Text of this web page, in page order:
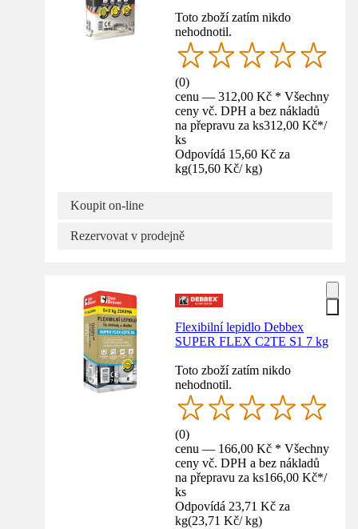
Toto zboží zatím nikdo
nehodnotil.
(0)
cenu — 312,00 Kč * Všechny
ceny vč. DPH a bez nákladů
na přepravu za ks312,00 Kč*/
ks
Odpovídá 15,60 Kč za
kg(15,60 Kč/ kg)
Koupit on-line
Rezervovat v prodejně
Flexibilní lepidlo Debbex
SUPER FLEX C2TE S1 7 kg
Toto zboží zatím nikdo
nehodnotil.
(0)
cenu — 166,00 Kč * Všechny
ceny vč. DPH a bez nákladů
na přepravu za ks166,00 Kč*/
ks
Odpovídá 23,71 Kč za
kg(23,71 Kč/ kg)